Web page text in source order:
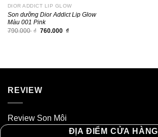
DIOR ADDICT LIP GLOW
Son dưỡng Dior Addict Lip Glow
Màu 001 Pink
790.000 ₫ Giá
760.000 ₫Giá
REVIEW
Review Son Môi
ĐỊA ĐIỂM CỬA HÀNG